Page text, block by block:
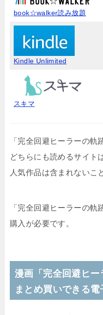
book☆walker読み放題
Kindle Unlimited
スキマ
「完全回避ヒーラーの
どちらにも読めるサイト
人気作品は含まれないこ
「完全回避ヒーラーの軌
購入が必要です。
漫画「完全回避ヒ
まとめ買いできる電